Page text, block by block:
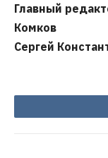
Главный
Комков
Сергей